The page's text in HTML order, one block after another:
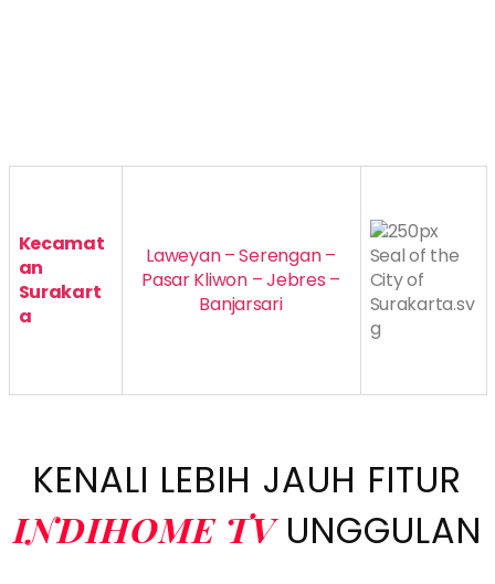
Kecamat
an
Surakart
a
Laweyan – Serengan –
Pasar Kliwon – Jebres –
Banjarsari
KENALI LEBIH JAUH FITUR
INDIHOME TVUNGGULAN